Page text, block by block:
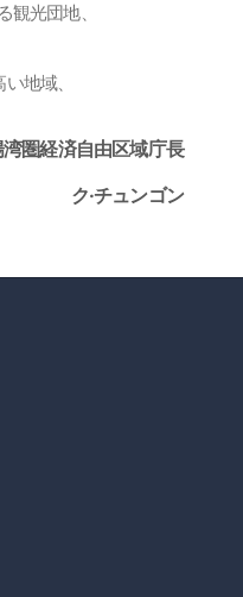
光団地、
地域、
圏経済自由区域庁長
ク·チュンゴン